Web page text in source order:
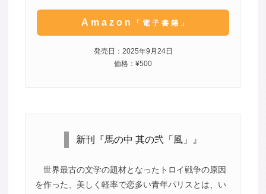
Amazon 「電子書籍」
発売日：2025年9月24日
価格：¥500
新刊『馬の中 其の弐「風」』
世界最古の文学の題材となったトロイ戦争の原因
を作った、美しく軽率で恋多い青年パリスとは、い